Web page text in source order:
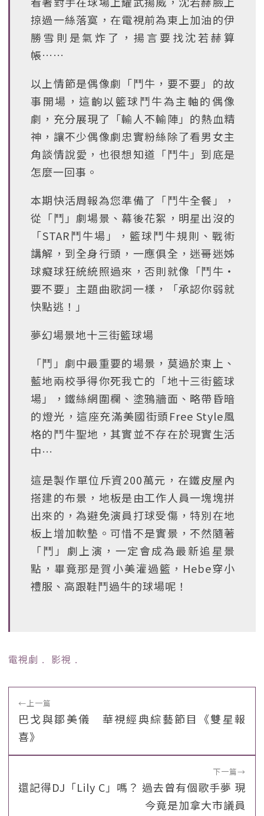
掠過一絲落寞，在電視前為東上加油的伊
勝雪則是氣炸了，揚言要找沈若赫算
帳……
以上情節是偶像劇「鬥牛，要不要」的故
事開場，這齣以籃球鬥牛為主軸的偶像
劇，充分展現了「輸人不輸陣」的熱血精
神，讓不少偶像劇忠實粉絲除了看男女主
角談情說愛，也很想知道「鬥牛」到底是
怎麼一回事。
本期快活周報為您準備了「鬥牛全餐」，
從「鬥」劇場景、幕後花絮，明星出沒的
「STAR鬥牛場」，籃球鬥牛規則、戰術
講解，到全身行頭，一應俱全，迷哥迷姊
球癡球狂統統照過來，否則就像「鬥牛‧
要不要」主題曲歌詞一樣，「承認你弱就
快點逃！」
夢幻場景地十三街籃球場
「鬥」劇中最重要的場景，莫過於東上、
藍地兩校爭得你死我亡的「地十三街籃球
場」，鐵絲網圍欄、塗鴉牆面、略帶昏暗
的燈光，這座充滿美國街頭Free Style風
格的鬥牛聖地，其實並不存在於現實生活
中…
這是製作單位斥資200萬元，在鐵皮屋內
搭建的布景，地板是由工作人員一塊塊拼
出來的，為避免演員打球受傷，特別在地
板上增加軟墊。可惜不是實景，不然隨著
「鬥」劇上演，一定會成為最新追星景
點，畢竟那是賀小美灌過籃，Hebe穿小
禮服、高跟鞋鬥過牛的球場呢！
電視劇 ﹒ 影視 ﹒
←上一篇
巴戈與鄒美儀 華視經典綜藝節目《雙星報
喜》
下一篇→
還記得DJ「Lily C」嗎？ 過去曾有個歌手夢 現
今竟是加拿大市議員